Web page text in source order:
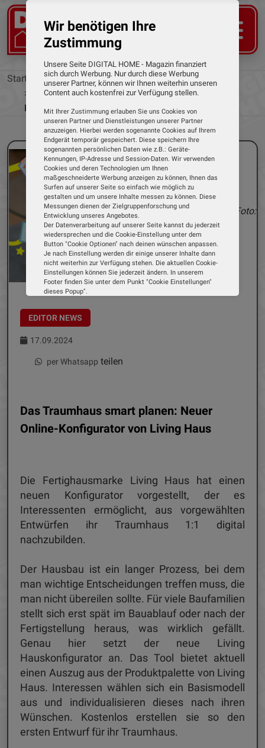
Startseite
News
Das Traumhaus smart planen: Neuer Online-
Konfigurator von Living Haus
Foto:
EDITOR NEWS
17.09.2024
per Whatsapp teilen
Das Traumhaus smart planen: Neuer
Online-Konfigurator von Living Haus
Die Fertighausmarke Living Haus hat einen
neuen Konfigurator vorgestellt, der es
Interessenten ermöglicht, aus vorgewählten
Entwürfen ihr Traumhaus 1:1 digital
nachzubilden.
Der Hausbau ist ein langer Prozess, bei dem
man wichtige Entscheidungen treffen muss, die
man nicht übereilen sollte. Für viele Baufamilien
stellt sich erst spät im Bauablauf oder nach der
Fertigstellung heraus, was wirklich gefällt.
Genau hier setzt der neue Living
Hauskonfigurator an. Das Tool bietet aktuell
einen Auszug aus der Produktpalette von Living
Haus. Interessen wählen sich ein Basismodell
aus und individualisieren dieses nach ihren
Wünschen. Kostenlos erstellen sie so den
ersten Entwurf für ihr Traumhaus.
Wir benötigen Ihre
Zustimmung
Unsere Seite DIGITAL HOME - Magazin finanziert
sich durch Werbung. Nur durch diese Werbung
unserer Partner, können wir Ihnen weiterhin unseren
Content auch kostenfrei zur Verfügung stellen.
Mit Ihrer Zustimmung erlauben Sie uns Cookies von
unseren Partner und Dienstleistungen unserer Partner
anzuzeigen. Hierbei werden sogenannte Cookies auf Ihrem
Endgerät temporär gespeichert. Diese speichern Ihre
sogenannten persönlichen Daten wie z.B.: Geräte-
Kennungen, IP-Adresse und Session-Daten. Wir verwenden
Cookies und deren Technologien um Ihnen
maßgeschneiderte Werbung anzeigen zu können, Ihnen das
Surfen auf unserer Seite so einfach wie möglich zu
gestalten und um unsere Inhalte messen zu können. Diese
Messungen dienen der Zielgruppenforschung und
Entwicklung unseres Angebotes.
Der Datenverarbeitung auf unserer Seite kannst du jederzeit
wiedersprechen und die Cookie-Einstellung unter dem
Button "Cookie Optionen" nach deinen wünschen anpassen.
Je nach Einstellung werden dir einige unserer Inhalte dann
nicht weiterhin zur Verfügung stehen. Die aktuellen Cookie-
Einstellungen können Sie jederzeit ändern. In unserem
Footer finden Sie unter dem Punkt "Cookie Einstellungen"
dieses Popup".
Erfahrung auf unserer Website zu bieten. Erfahren Sie mehr
darüber, wie wir Cookies verwenden und wie Sie Ihre
Einstellungen ändern können.
Impressum Datenschutz